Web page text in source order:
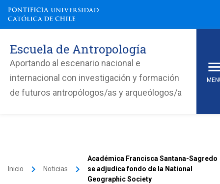
Escuela de Antropología
Aportando al escenario nacional e
internacional con investigación y formación
de futuros antropólogos/as y arqueólogos/a
Inicio keyboard_arrow_right Noticias keyboard_arrow_right
Académica Francisca Santana-Sagredo
se adjudica fondo de la National
Geographic Society